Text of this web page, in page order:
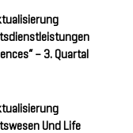
– 3. Quartal
Und Life